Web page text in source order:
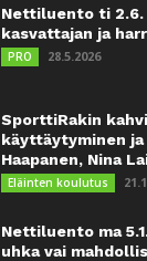
Nettiluento ti 2.6.
kasvattajan ja
PRO 28.5.2026
SporttiRakin
käyttäytyminen
Haapanen, Nina
Eläinten koulutus
Nettiluento ma
uhka vai